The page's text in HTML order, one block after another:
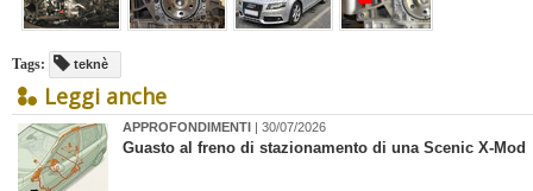
Tags: teknè
Leggi anche
APPROFONDIMENTI | 30/07/2026
Guasto al freno di stazionamento di una Scenic X-Mod